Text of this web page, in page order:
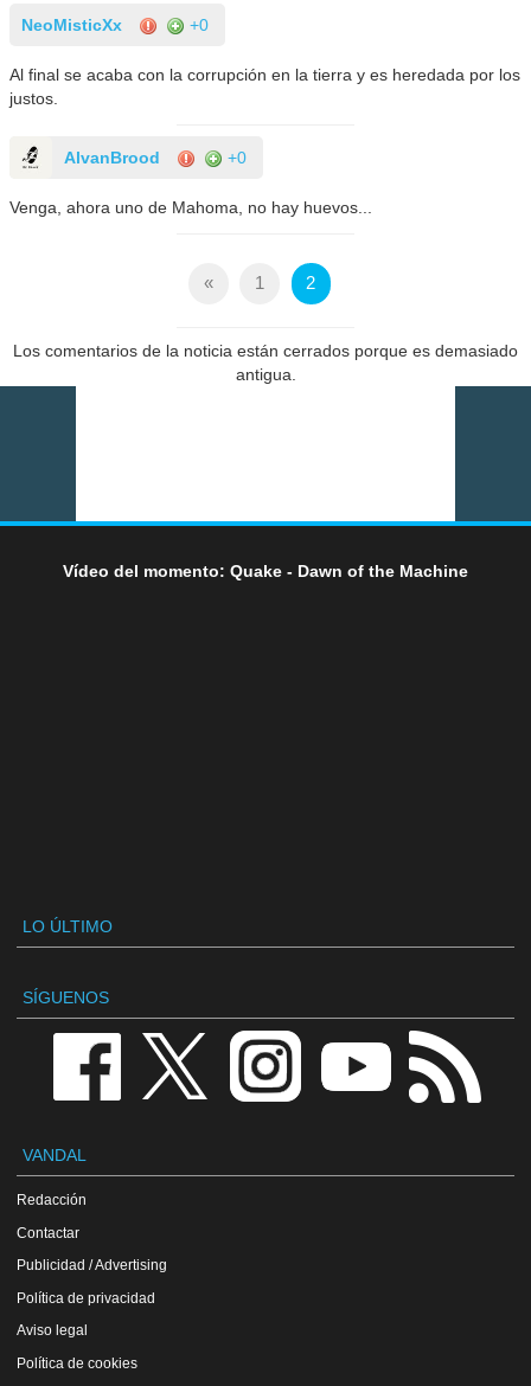
NeoMisticXx +0
Al final se acaba con la corrupción en la tierra y es heredada por los
justos.
AlvanBrood +0
Venga, ahora uno de Mahoma, no hay huevos...
« 1 2
Los comentarios de la noticia están cerrados porque es demasiado
antigua.
Vídeo del momento: Quake - Dawn of the Machine
LO ÚLTIMO
SÍGUENOS
VANDAL
Redacción
Contactar
Publicidad / Advertising
Política de privacidad
Aviso legal
Política de cookies